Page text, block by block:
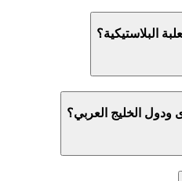
البلاستيكية؟
الخليج العربي؟